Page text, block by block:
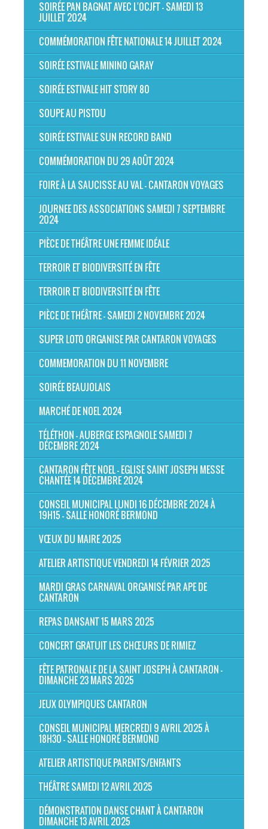
SOIRÉE PAN BAGNAT AVEC L'OCJFT - SAMEDI 13
JUILLET 2024
COMMÉMORATION FÊTE NATIONALE 14 JUILLET 2024
SOIRÉE ESTIVALE MININO GARAY
SOIRÉE ESTIVALE HIT STORY 80
SOUPE AU PISTOU
SOIRÉE ESTIVALE SUN RECORD BAND
COMMÉMORATION DU 29 AOÛT 2024
FOIRE À LA SAUCISSE AU VAL - CANTARON VOYAGES
JOURNEE DES ASSOCIATIONS SAMEDI 7 SEPTEMBRE
2024
PIÈCE DE THÉÂTRE UNE FEMME IDÉALE
TERROIR ET BIODIVERSITÉ EN FÊTE
TERROIR ET BIODIVERSITÉ EN FÊTE
PIÈCE DE THÉÂTRE - SAMEDI 2 NOVEMBRE 2024
SUPER LOTO ORGANISE PAR CANTARON VOYAGES
COMMEMORATION DU 11 NOVEMBRE
SOIRÉE BEAUJOLAIS
MARCHÉ DE NOEL 2024
TÉLÉTHON - AUBERGE ESPAGNOLE SAMEDI 7
DÉCEMBRE 2024
CANTARON FÊTE NOEL - EGLISE SAINT JOSEPH MESSE
CHANTÉE 14 DÉCEMBRE 2024
CONSEIL MUNICIPAL LUNDI 16 DÉCEMBRE 2024 À
19H15 - SALLE HONORÉ BERMOND
VŒUX DU MAIRE 2025
ATELIER ARTISTIQUE VENDREDI 14 FÉVRIER 2025
MARDI GRAS CARNAVAL ORGANISÉ PAR APE DE
CANTARON
REPAS DANSANT 15 MARS 2025
CONCERT GRATUIT LES CHŒURS DE RIMIEZ
FÊTE PATRONALE DE LA SAINT JOSEPH À CANTARON -
DIMANCHE 23 MARS 2025
JEUX OLYMPIQUES CANTARON
CONSEIL MUNICIPAL MERCREDI 9 AVRIL 2025 À
18H30 - SALLE HONORÉ BERMOND
ATELIER ARTISTIQUE PARENTS/ENFANTS
THÉÂTRE SAMEDI 12 AVRIL 2025
DÉMONSTRATION DANSE CHANT À CANTARON
DIMANCHE 13 AVRIL 2025